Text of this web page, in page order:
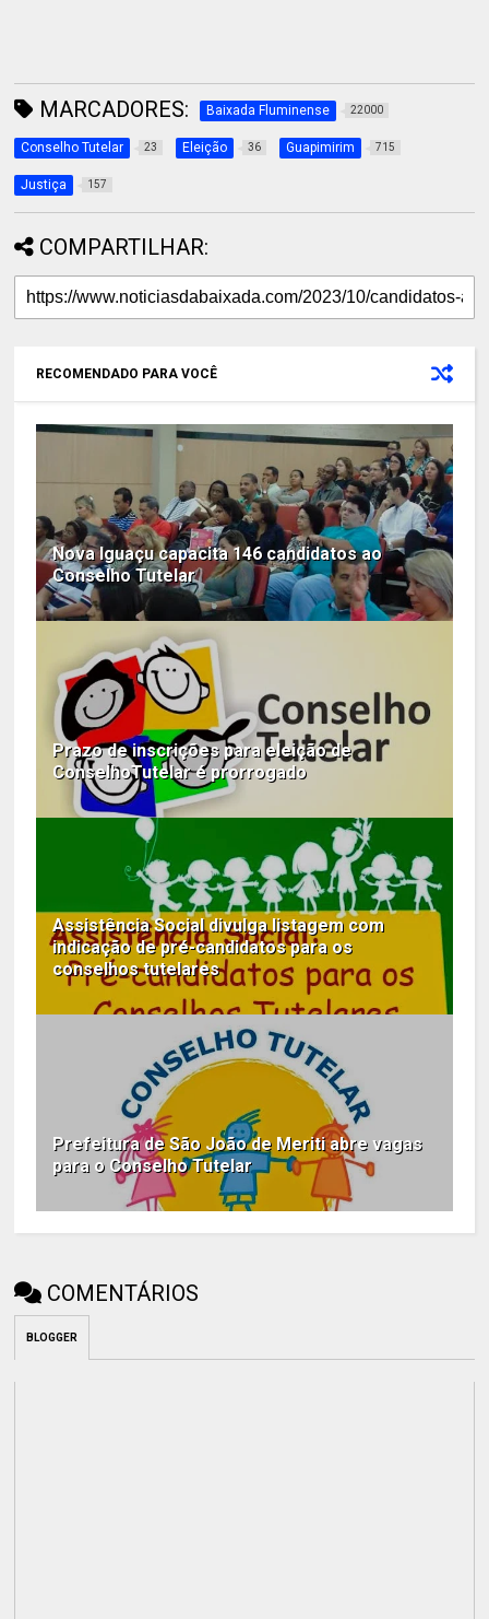
MARCADORES: Baixada Fluminense 22000
Conselho Tutelar 23 Eleição 36 Guapimirim 715
Justiça 157
COMPARTILHAR:
RECOMENDADO PARA VOCÊ
Nova Iguaçu capacita 146 candidatos ao
Conselho Tutelar
Prazo de inscrições para eleição de
ConselhoTutelar é prorrogado
Assistência Social divulga listagem com
indicação de pré-candidatos para os
conselhos tutelares
Prefeitura de São João de Meriti abre vagas
para o Conselho Tutelar
COMENTÁRIOS
BLOGGER